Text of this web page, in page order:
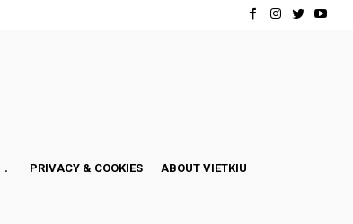
PRIVACY & COOKIES ABOUT VIETKIU